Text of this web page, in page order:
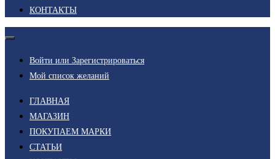
КОНТАКТЫ
Войти или Зарегистрироваться
Мой список желаний
ГЛАВНАЯ
МАГАЗИН
ПОКУПАЕМ МАРКИ
СТАТЬИ